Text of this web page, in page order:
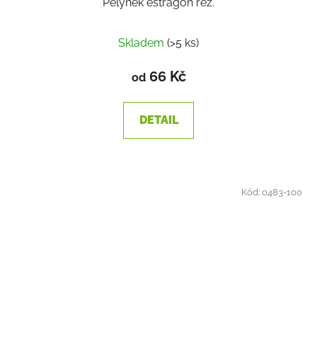
Skladem (>5 ks)
od66 Kč
DETAIL
Kód:0483-100